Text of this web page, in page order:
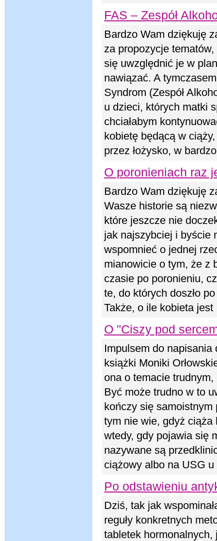
FAS – Zespół
Bardzo Wam dziękuję
za propozycje
się uwzględnić je w
nawiązać. A
Syndrom (Zespół
u dzieci, których matki
chciałabym
kobietę będącą w
przez łożysko, w
O poronieniach raz
Bardzo Wam dziękuję
Wasze historie są
które jeszcze nie
jak najszybciej i byście
wspomnieć o jednej
mianowicie o tym, że z
czasie po poronieniu,
te, do których doszło
Także, o ile kobieta jest
O "Ciszy pod
Impulsem do napisania
książki Moniki
ona o temacie
Być może trudno w to
kończy się
tym nie wie, gdyż ciąża
wtedy, gdy pojawia się
nazywane są
ciążowy albo na USG
Po odstawieniu
Dziś, tak jak
reguły konkretnych
tabletek hormonalnych,